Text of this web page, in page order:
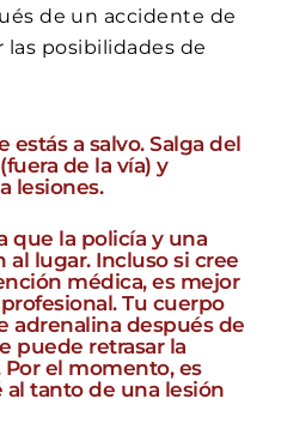
de un accidente de
las posibilidades de
estás a salvo. Salga del
de la vía) y
lesiones.
que la policía y una
lugar. Incluso si cree
médica, es mejor
Tu cuerpo
adrenalina después de
puede retrasar la
el momento, es
al tanto de una lesión